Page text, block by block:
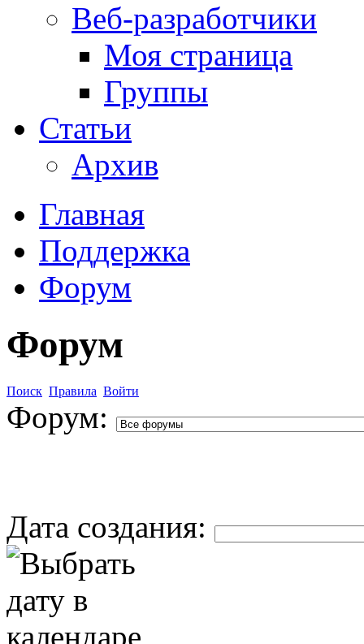
Веб-разработчики
Моя страница
Группы
Статьи
Архив
Главная
Поддержка
Форум
Форум
Поиск Правила Войти
Форум:
Дата создания: